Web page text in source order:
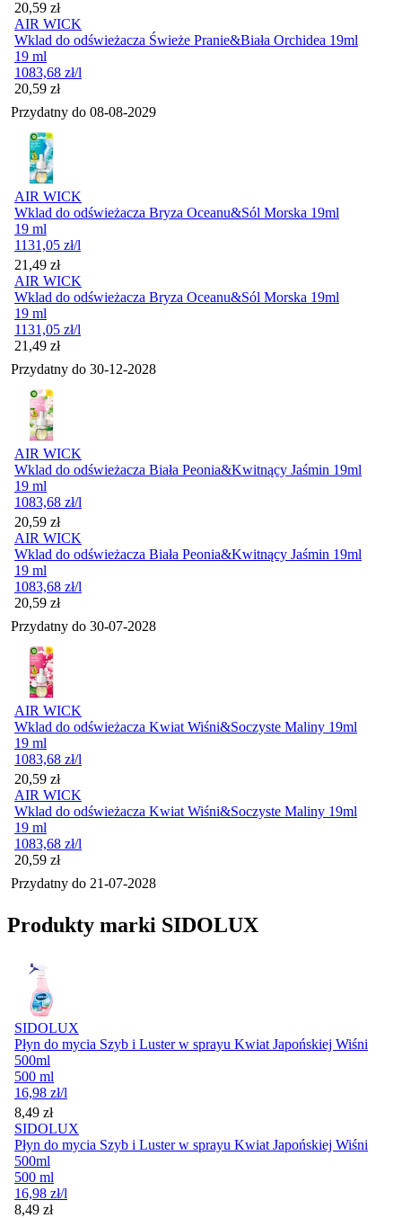
Cena
20,59 zł
AIR WICK
Wklad do odświeżacza Świeże Pranie&Biała Orchidea 19ml
19 ml
1083,68 zł/l
Cena
20,59 zł
Przydatny do 08-08-2029
AIR WICK
Wklad do odświeżacza Bryza Oceanu&Sól Morska 19ml
19 ml
1131,05 zł/l
Cena
21,49 zł
AIR WICK
Wklad do odświeżacza Bryza Oceanu&Sól Morska 19ml
19 ml
1131,05 zł/l
Cena
21,49 zł
Przydatny do 30-12-2028
AIR WICK
Wklad do odświeżacza Biała Peonia&Kwitnący Jaśmin 19ml
19 ml
1083,68 zł/l
Cena
20,59 zł
AIR WICK
Wklad do odświeżacza Biała Peonia&Kwitnący Jaśmin 19ml
19 ml
1083,68 zł/l
Cena
20,59 zł
Przydatny do 30-07-2028
AIR WICK
Wklad do odświeżacza Kwiat Wiśni&Soczyste Maliny 19ml
19 ml
1083,68 zł/l
Cena
20,59 zł
AIR WICK
Wklad do odświeżacza Kwiat Wiśni&Soczyste Maliny 19ml
19 ml
1083,68 zł/l
Cena
20,59 zł
Przydatny do 21-07-2028
Produkty marki SIDOLUX
SIDOLUX
Płyn do mycia Szyb i Luster w sprayu Kwiat Japońskiej Wiśni
500ml
500 ml
16,98 zł/l
Cena
8,49 zł
SIDOLUX
Płyn do mycia Szyb i Luster w sprayu Kwiat Japońskiej Wiśni
500ml
500 ml
16,98 zł/l
Cena
8,49 zł